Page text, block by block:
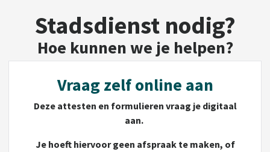
Stadsdienst nodig?
Hoe kunnen we je helpen?
Vraag zelf online aan
Deze attesten en formulieren vraag je digitaal
aan.
Je hoeft hiervoor geen afspraak te maken, of